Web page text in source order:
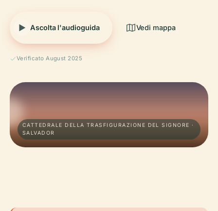
Ascolta l'audioguida Vedi mappa
Verificato August 2025
CATTEDRALE DELLA TRASFIGURAZIONE DEL SIGNORE ·
SALVADOR